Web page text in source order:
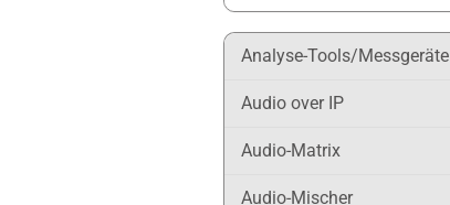
Analyse-Tools/Messgeräte
Audio over IP
Audio-Matrix
Audio-Mischer